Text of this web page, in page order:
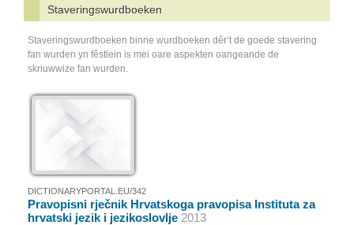
Staveringswurdboeken
Staveringswurdboeken binne wurdboeken dêr’t de goede stavering
fan wurden yn fêstlein is mei oare aspekten oangeande de
skriuwwize fan wurden.
DICTIONARYPORTAL.EU/342
Pravopisni rječnik Hrvatskoga pravopisa Instituta za
hrvatski jezik i jezikoslovlje 2013